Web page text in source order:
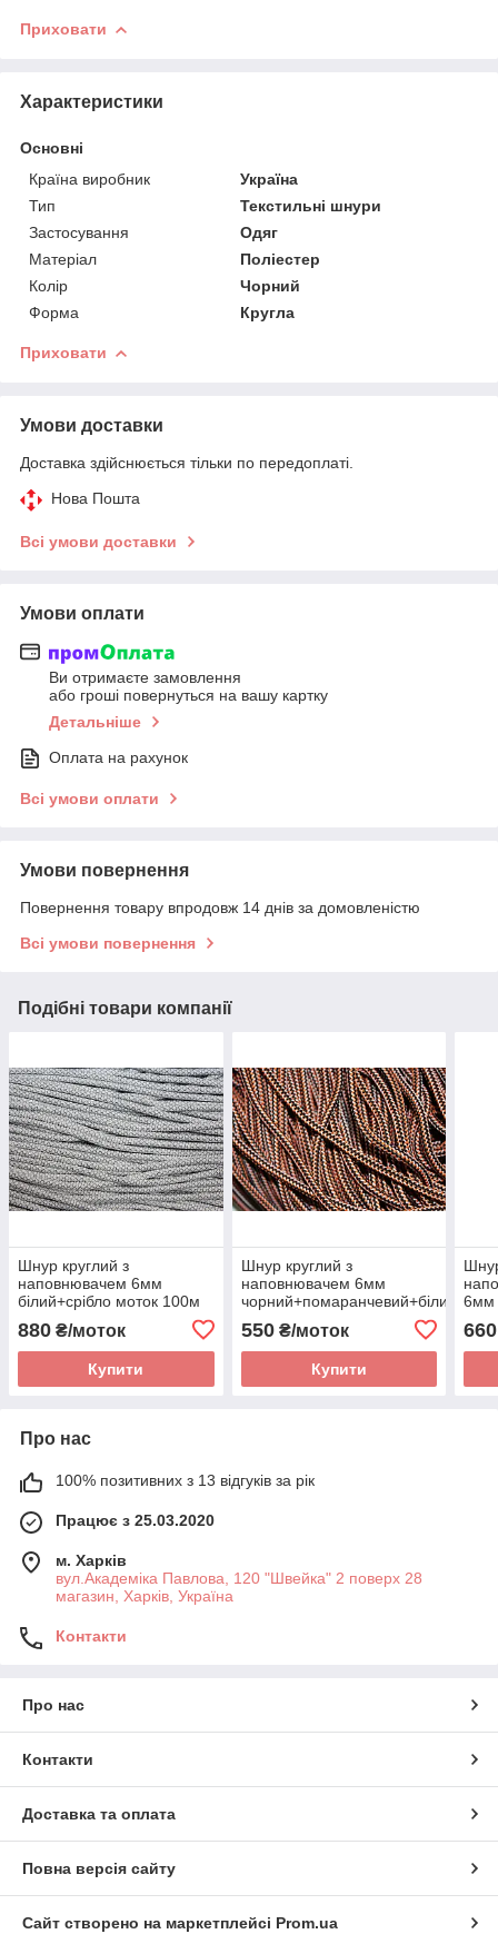
Приховати
Характеристики
Основні
Країна виробник
Україна
Тип
Текстильні шнури
Застосування
Одяг
Матеріал
Поліестер
Колір
Чорний
Форма
Кругла
Приховати
Умови доставки
Доставка здійснюється тільки по передоплаті.
Нова Пошта
Всі умови доставки
Умови оплати
Ви отримаєте замовлення
або гроші повернуться на вашу картку
Детальніше
Оплата на рахунок
Всі умови оплати
Умови повернення
Повернення товару впродовж 14 днів за домовленістю
Всі умови повернення
Подібні товари компанії
Шнур круглий з
наповнювачем 6мм
білий+срібло моток 100м
880 ₴/моток
Купити
Шнур круглий з
наповнювачем 6мм
чорний+помаранчевий+білий
550₴/моток
Купити
6мм
660
Про нас
100% позитивних з 13 відгуків за рік
Працює з 25.03.2020
м. Харків
вул.Академіка Павлова, 120 "Швейка" 2 поверх 28
магазин, Харків, Україна
Контакти
Про нас
Контакти
Доставка та оплата
Повна версія сайту
Сайт створено на маркетплейсі Prom.ua